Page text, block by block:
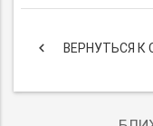
keyboard_arrow_left ВЕРНУТЬСЯ К